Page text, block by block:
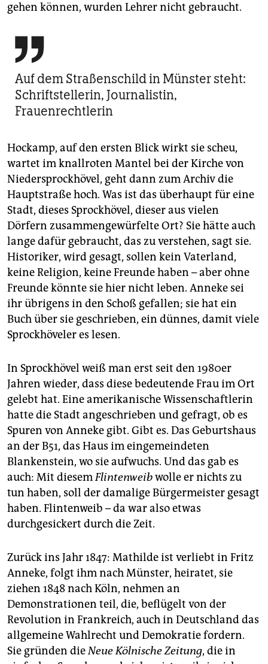
gehen können, wurden Lehrer nicht gebraucht.

Auf dem Straßenschild in Münster steht:
Schriftstellerin, Journalistin,
Frauenrechtlerin
Hockamp, auf den ersten Blick wirkt sie scheu,
wartet im knallroten Mantel bei der Kirche von
Niedersprockhövel, geht dann zum Archiv die
Hauptstraße hoch. Was ist das überhaupt für eine
Stadt, dieses Sprockhövel, dieser aus vielen
Dörfern zusammengewürfelte Ort? Sie hätte auch
lange dafür gebraucht, das zu verstehen, sagt sie.
Historiker, wird gesagt, sollen kein Vaterland,
keine Religion, keine Freunde haben – aber ohne
Freunde könnte sie hier nicht leben. Anneke sei
ihr übrigens in den Schoß gefallen; sie hat ein
Buch über sie geschrieben, ein dünnes, damit viele
Sprockhöveler es lesen.
In Sprockhövel weiß man erst seit den 1980er
Jahren wieder, dass diese bedeutende Frau im Ort
gelebt hat. Eine amerikanische Wissenschaftlerin
hatte die Stadt angeschrieben und gefragt, ob es
Spuren von Anneke gibt. Gibt es. Das Geburtshaus
an der B51, das Haus im eingemeindeten
Blankenstein, wo sie aufwuchs. Und das gab es
auch: Mit diesemFlintenweibwolle er nichts zu
tun haben, soll der damalige Bürgermeister gesagt
haben. Flintenweib – da war also etwas
durchgesickert durch die Zeit.
Zurück ins Jahr 1847: Mathilde ist verliebt in Fritz
Anneke, folgt ihm nach Münster, heiratet, sie
ziehen 1848 nach Köln, nehmen an
Demonstrationen teil, die, beflügelt von der
Revolution in Frankreich, auch in Deutschland das
allgemeine Wahlrecht und Demokratie fordern.
Sie gründen dieNeue Kölnische Zeitung, die in